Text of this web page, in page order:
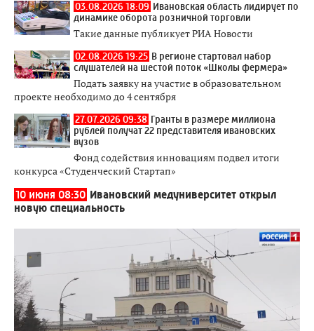
03.08.2026 18:09 Ивановская область лидирует по
динамике оборота розничной торговли
Такие данные публикует РИА Новости
02.08.2026 19:25 В регионе стартовал набор
слушателей на шестой поток «Школы фермера»
Подать заявку на участие в образовательном
проекте необходимо до 4 сентября
27.07.2026 09:38 Гранты в размере миллиона
рублей получат 22 представителя ивановских
вузов
Фонд содействия инновациям подвел итоги
конкурса «Студенческий Стартап»
10 июня 08:30 Ивановский медуниверситет открыл
новую специальность